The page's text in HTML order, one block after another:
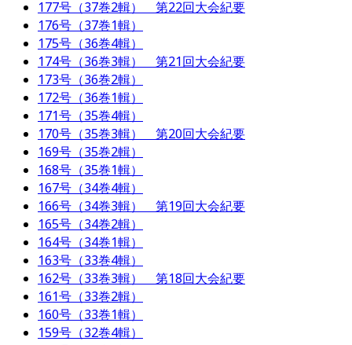
177号（37巻2輯） 第22回大会紀要
176号（37巻1輯）
175号（36巻4輯）
174号（36巻3輯） 第21回大会紀要
173号（36巻2輯）
172号（36巻1輯）
171号（35巻4輯）
170号（35巻3輯） 第20回大会紀要
169号（35巻2輯）
168号（35巻1輯）
167号（34巻4輯）
166号（34巻3輯） 第19回大会紀要
165号（34巻2輯）
164号（34巻1輯）
163号（33巻4輯）
162号（33巻3輯） 第18回大会紀要
161号（33巻2輯）
160号（33巻1輯）
159号（32巻4輯）